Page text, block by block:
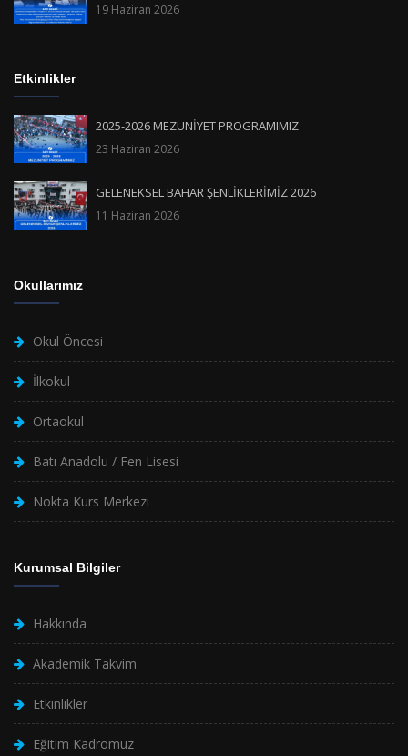
19 Haziran 2026
Etkinlikler
2025-2026 MEZUNİYET PROGRAMIMIZ
23 Haziran 2026
GELENEKSEL BAHAR ŞENLİKLERİMİZ 2026
11 Haziran 2026
Okullarımız
Okul Öncesi
İlkokul
Ortaokul
Batı Anadolu / Fen Lisesi
Nokta Kurs Merkezi
Kurumsal Bilgiler
Hakkında
Akademik Takvim
Etkinlikler
Eğitim Kadromuz